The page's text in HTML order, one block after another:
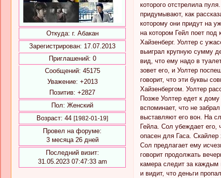
Откуда: г. Абакан
Зарегистрирован: 17.07.2013
Приглашений: 0
Сообщений: 45175
Уважение: +2013
Позитив: +2827
Пол: Женский
Возраст: 44 [1982-01-19]
Провел на форуме:
3 месяца 26 дней
Последний визит:
31.05.2023 07:47:33 am
которого отстрелила
придумывают, как
которому они придут на
на котором Гейл поет
Хайзенберг. Уолтер с
выиграл крупную сумму
вид, что ему надо в
зовет его, и Уолтер
говорит, что эти буквы
Хайзенбергом. Уолтер
Позже Уолтер едет к
вспоминает, что не
выставляют его вон. На
Гейла. Сол убеждает его,
опасен для Гаса. Скайлер
Сол предлагает ему
говорит продолжать
камера следит за каждым
и видит, что деньги